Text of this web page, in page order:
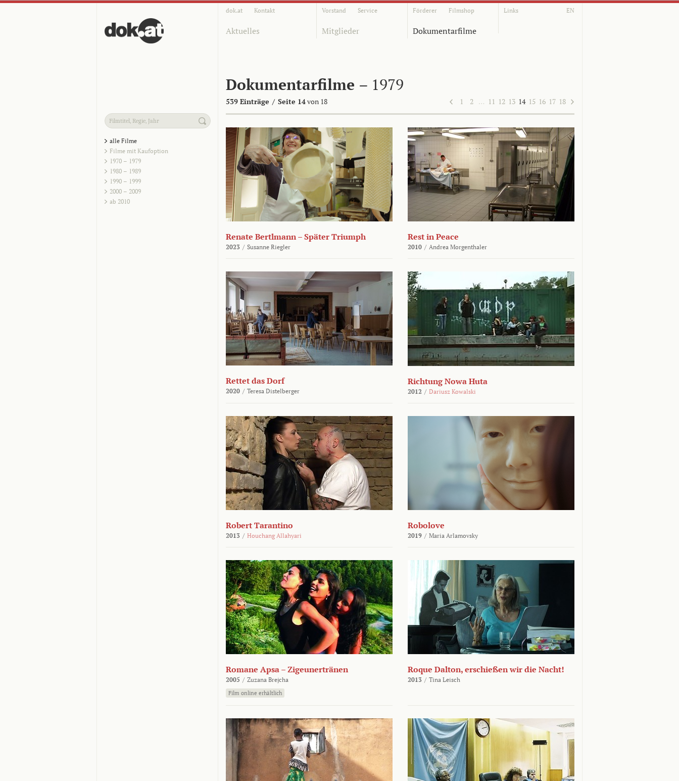
dok.at Kontakt Vorstand Service Förderer Filmshop Links EN
Aktuelles Mitglieder Dokumentarfilme
Dokumentarfilme – 1979
539 Einträge / Seite 14von 18 1 2 … 11 12 13 14 15 16 17 18
alle Filme
Filme mit Kaufoption
1970 – 1979
1980 – 1989
1990 – 1999
2000 – 2009
ab 2010
Renate Bertlmann – Später Triumph
2023 / Susanne Riegler
Rest in Peace
2010 / Andrea Morgenthaler
Rettet das Dorf
2020 / Teresa Distelberger
Richtung Nowa Huta
2012 / Dariusz Kowalski
Robert Tarantino
2013 / Houchang Allahyari
Robolove
2019 / Maria Arlamovsky
Romane Apsa – Zigeunertränen
2005 / Zuzana Brejcha
Film online erhältlich
Roque Dalton, erschießen wir die Nacht!
2013 / Tina Leisch